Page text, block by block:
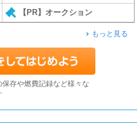
【PR】オークション
もっと見る
存や燃費記録など様々な